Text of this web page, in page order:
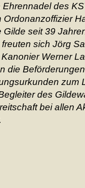
des
Gilde seit 39
sich Jörg
Werner
die
zum
des
bei allen